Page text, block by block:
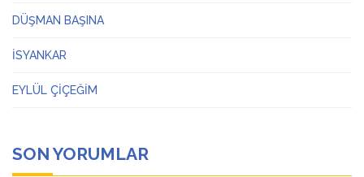
DÜŞMAN BAŞINA
İSYANKAR
EYLÜL ÇİÇEĞİM
SON YORUMLAR